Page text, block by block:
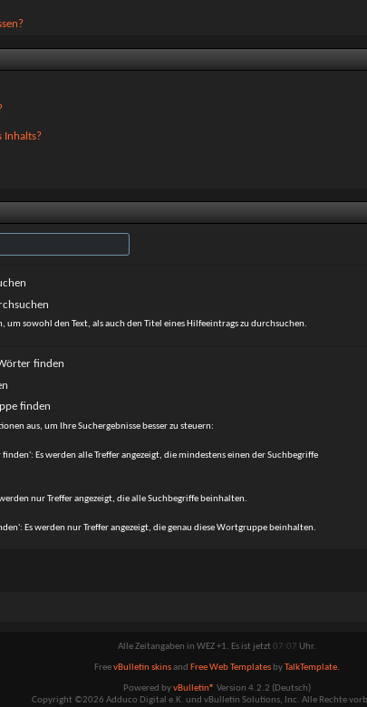
Inhalts?
um sowohl den Text, als auch den Titel eines Hilfeeintrags zu durchsuchen.
finden
finden
aus, um Ihre Suchergebnisse besser zu steuern:
Es werden alle Treffer angezeigt, die mindestens einen der Suchbegriffe
nur Treffer angezeigt, die alle Suchbegriffe beinhalten.
Es werden nur Treffer angezeigt, die genau diese Wortgruppe beinhalten.
Alle Zeitangaben in WEZ +1. Es ist jetzt07:07 Uhr.
FreevBulletin skinsand Free Web TemplatesbyTalkTemplate.
Powered byvBulletin® Version 4.2.2 (Deutsch)
Copyright ©2026 Adduco Digital e.K. und vBulletin Solutions, Inc. Alle Rechte